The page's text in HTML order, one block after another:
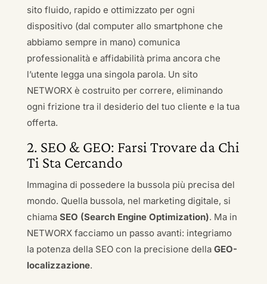
sito fluido, rapido e ottimizzato per ogni
dispositivo (dal computer allo smartphone che
abbiamo sempre in mano) comunica
professionalità e affidabilità prima ancora che
l’utente legga una singola parola. Un sito
NETWORX è costruito per correre, eliminando
ogni frizione tra il desiderio del tuo cliente e la tua
offerta.
2. SEO & GEO: Farsi Trovare da Chi
Ti Sta Cercando
Immagina di possedere la bussola più precisa del
mondo. Quella bussola, nel marketing digitale, si
chiama SEO (Search Engine Optimization). Ma in
NETWORX facciamo un passo avanti: integriamo
la potenza della SEO con la precisione della GEO-
localizzazione.